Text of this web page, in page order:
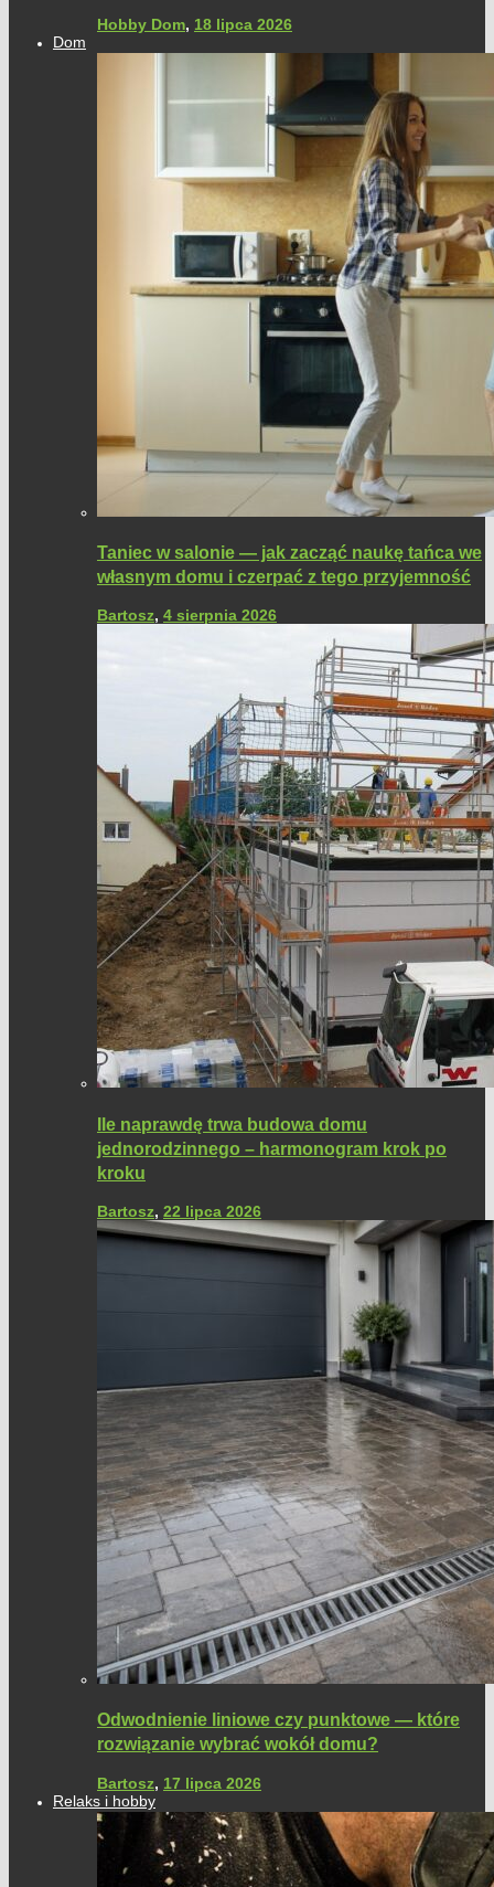
Hobby Dom, 18 lipca 2026
Dom
Taniec w salonie — jak zacząć naukę tańca we
własnym domu i czerpać z tego przyjemność
Bartosz, 4 sierpnia 2026
Ile naprawdę trwa budowa domu
jednorodzinnego – harmonogram krok po
kroku
Bartosz, 22 lipca 2026
Odwodnienie liniowe czy punktowe — które
rozwiązanie wybrać wokół domu?
Bartosz, 17 lipca 2026
Relaks i hobby